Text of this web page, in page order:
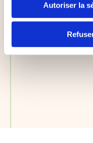
Autoriser la